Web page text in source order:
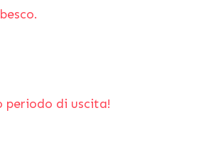
periodo di uscita!